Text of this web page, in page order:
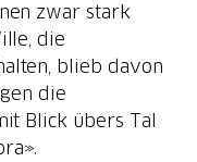
zwar stark
die
blieb davon
die
Blick übers Tal